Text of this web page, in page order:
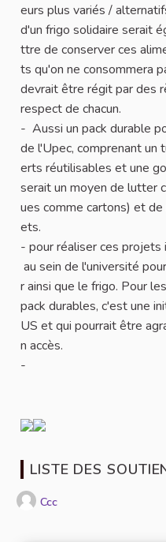
eurs plus variés /
d'un frigo solidaire serait
ttre de conserver ces
ts qu'on ne consommera
devrait être régit par des
respect de chacun.
- Aussi un pack durable
de l'Upec, comprenant un
erts réutilisables et une
serait un moyen de lutter
ues comme cartons) et de
ets.
- pour réaliser ces
au sein de l'université
r ainsi que le frigo. Pour les
pack durables, c'est une
US et qui pourrait être
n accès.
-
LISTE DES
Ccc